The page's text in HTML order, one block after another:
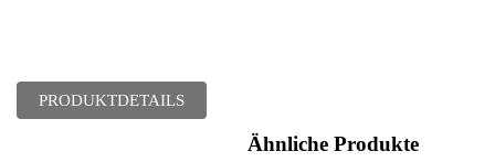
PRODUKTDETAILS
Ähnliche Produkte